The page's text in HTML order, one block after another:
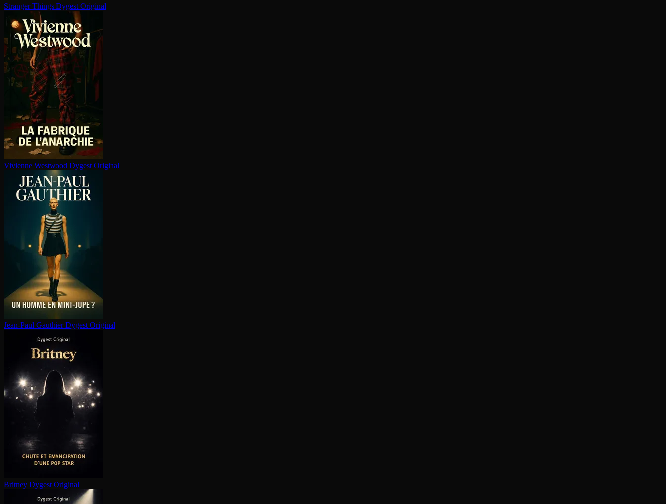
Stranger Things Dygest Original
Vivienne Westwood Dygest Original
Jean-Paul Gauthier Dygest Original
Britney Dygest Original